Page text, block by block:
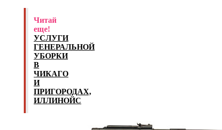
Читай
еще!
УСЛУГИ
ГЕНЕРАЛЬНОЙ
УБОРКИ
В
ЧИКАГО
И
ПРИГОРОДАХ,
ИЛЛИНОЙС